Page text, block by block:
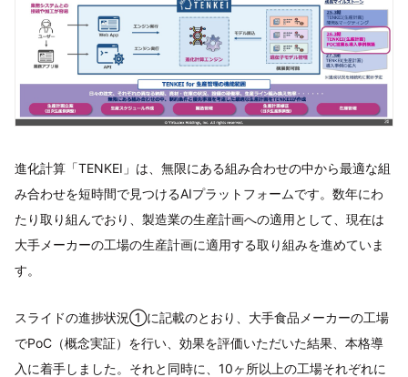
進化計算「TENKEI」は、無限にある組み合わせの中から最適な組
み合わせを短時間で見つけるAIプラットフォームです。数年にわ
たり取り組んでおり、製造業の生産計画への適用として、現在は
大手メーカーの工場の生産計画に適用する取り組みを進めていま
す。
スライドの進捗状況①に記載のとおり、大手食品メーカーの工場
でPoC（概念実証）を行い、効果を評価いただいた結果、本格導
入に着手しました。それと同時に、10ヶ所以上の工場それぞれに